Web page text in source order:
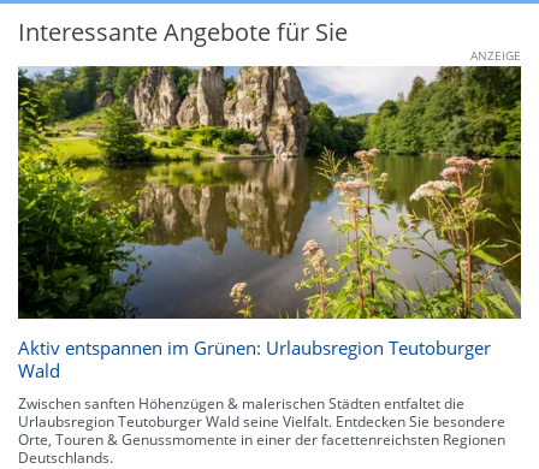
Interessante Angebote für Sie
ANZEIGE
Aktiv entspannen im Grünen: Urlaubsregion Teutoburger
Wald
Zwischen sanften Höhenzügen & malerischen Städten entfaltet die
Urlaubsregion Teutoburger Wald seine Vielfalt. Entdecken Sie besondere
Orte, Touren & Genussmomente in einer der facettenreichsten Regionen
Deutschlands.